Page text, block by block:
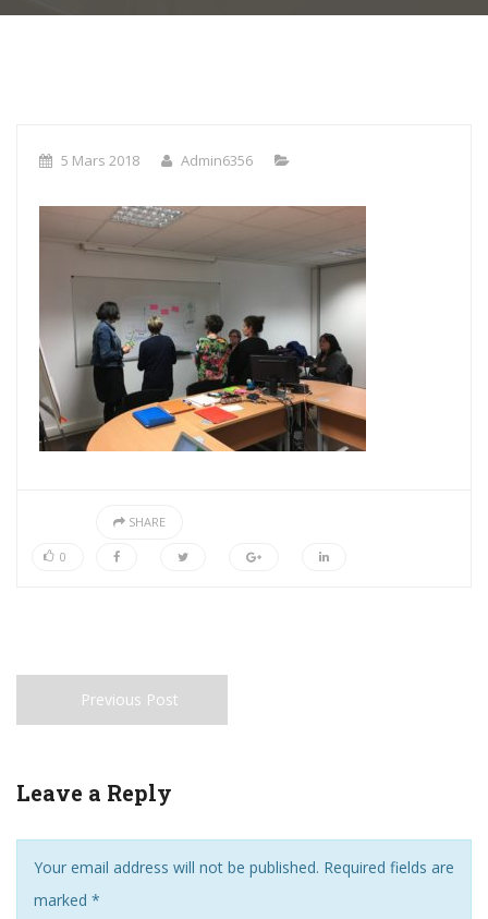
5 Mars 2018 Admin6356
0
SHARE
Previous Post
Leave a Reply
Your email address will not be published. Required fields are
marked *